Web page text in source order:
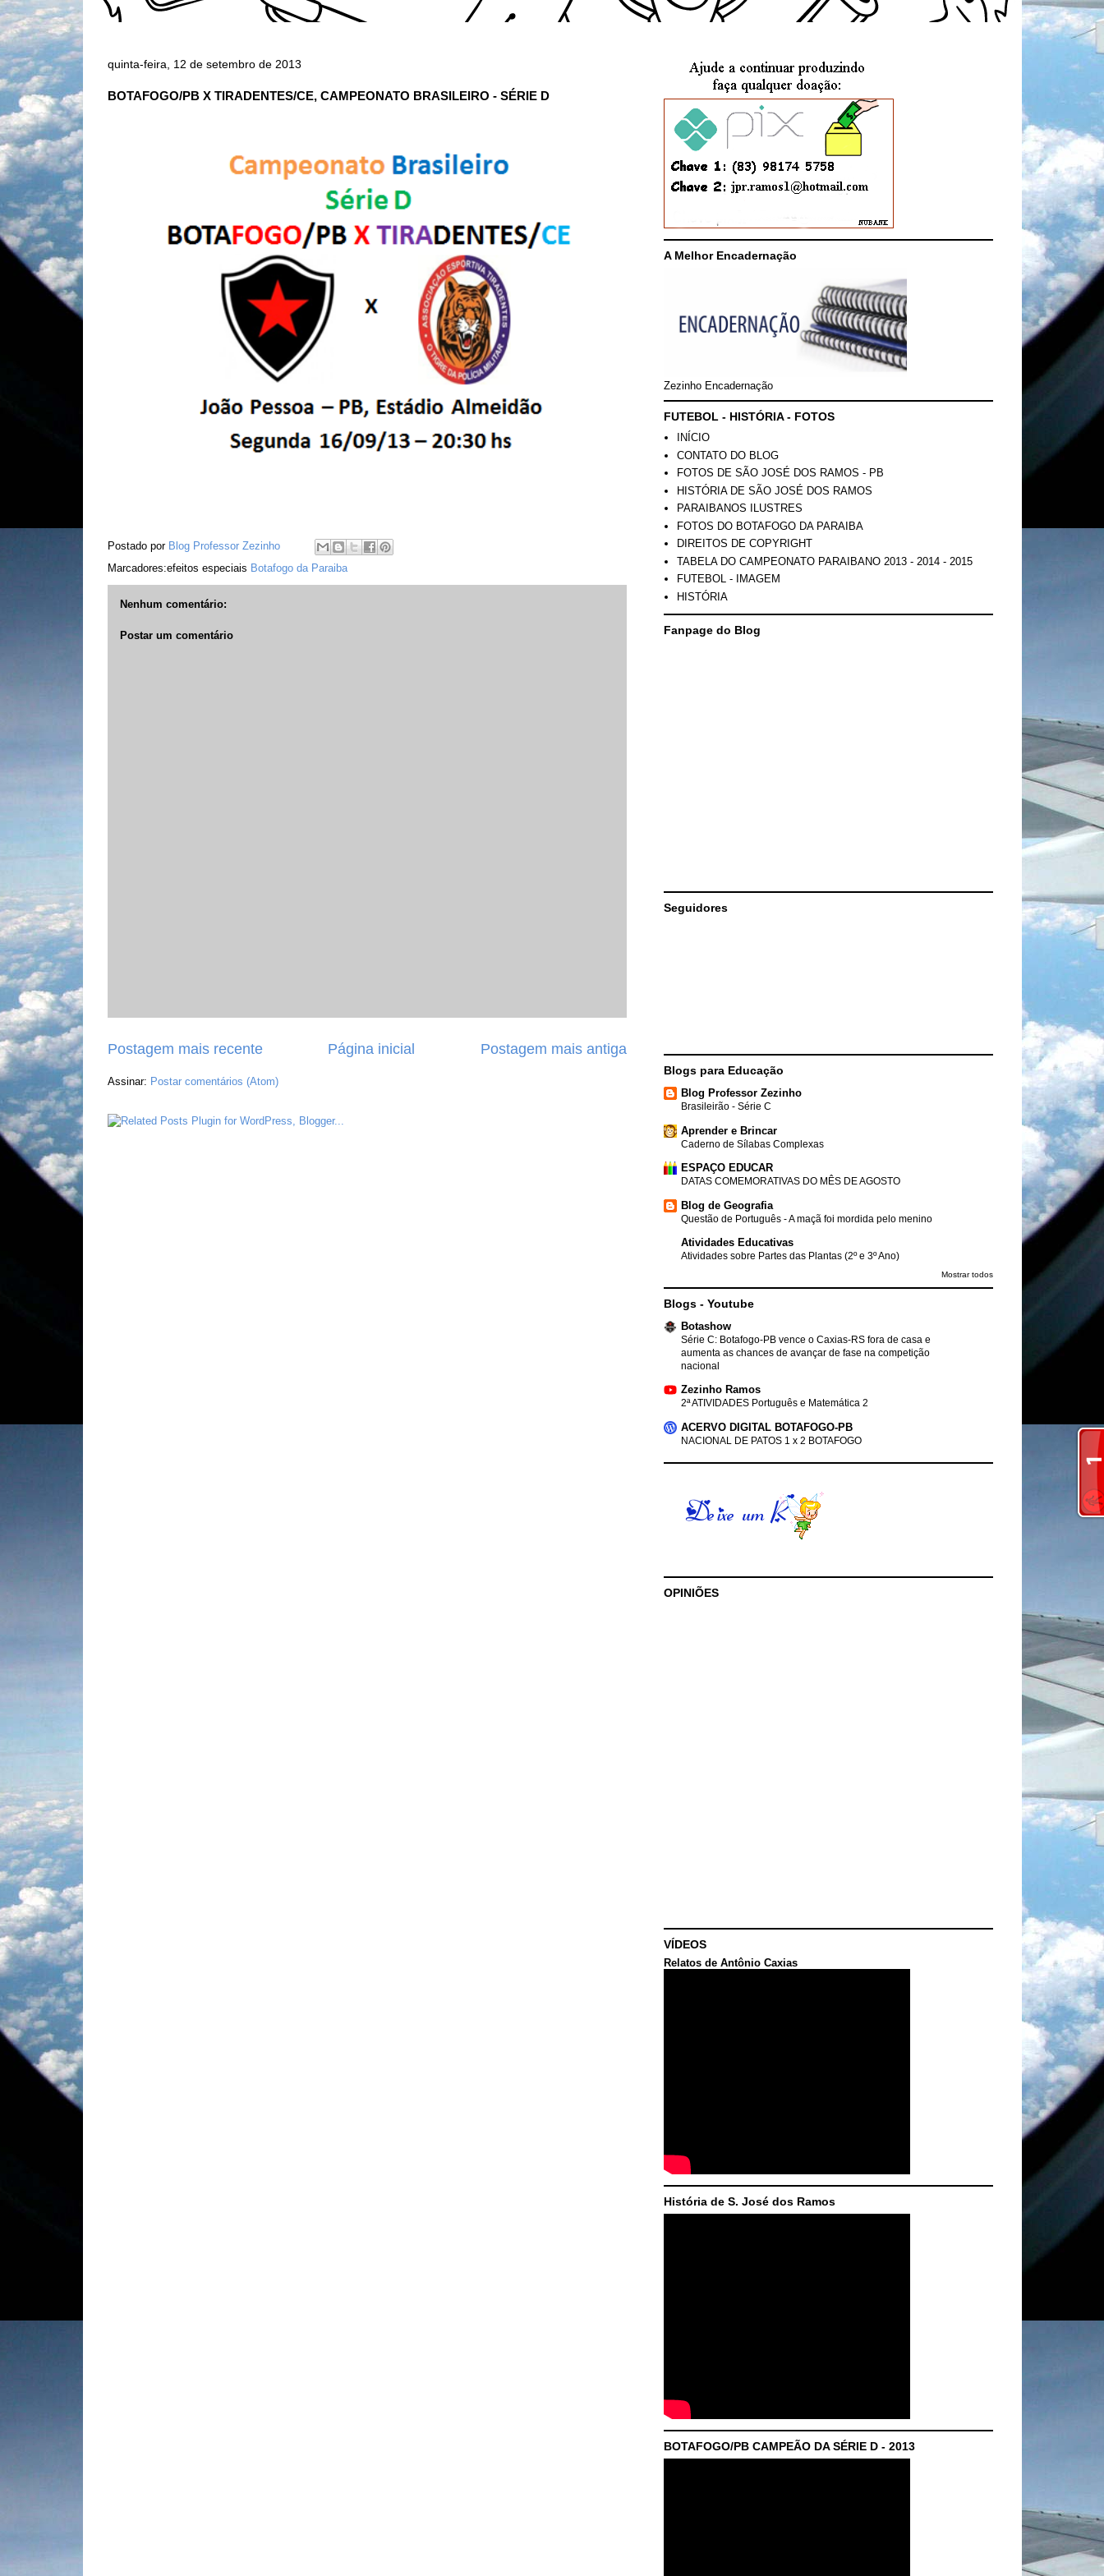
quinta-feira, 12 de setembro de 2013
BOTAFOGO/PB X TIRADENTES/CE, CAMPEONATO BRASILEIRO - SÉRIE D
Postado por Blog Professor Zezinho
Marcadores:efeitos especiais Botafogo da Paraiba
Nenhum comentário:
Postar um comentário
Postagem mais recente Postagem mais antiga
Página inicial
Assinar: Postar comentários (Atom)
A Melhor Encadernação
Zezinho Encadernação
FUTEBOL - HISTÓRIA - FOTOS
INÍCIO
CONTATO DO BLOG
FOTOS DE SÃO JOSÉ DOS RAMOS - PB
HISTÓRIA DE SÃO JOSÉ DOS RAMOS
PARAIBANOS ILUSTRES
FOTOS DO BOTAFOGO DA PARAIBA
DIREITOS DE COPYRIGHT
TABELA DO CAMPEONATO PARAIBANO 2013 - 2014 - 2015
FUTEBOL - IMAGEM
HISTÓRIA
Fanpage do Blog
Seguidores
Blogs para Educação
Blog Professor Zezinho
Brasileirão - Série C
Aprender e Brincar
Caderno de Sílabas Complexas
ESPAÇO EDUCAR
DATAS COMEMORATIVAS DO MÊS DE AGOSTO
Blog de Geografia
Questão de Português - A maçã foi mordida pelo menino
Atividades Educativas
Atividades sobre Partes das Plantas (2º e 3º Ano)
Mostrar todos
Blogs - Youtube
Botashow
Série C: Botafogo-PB vence o Caxias-RS fora de casa e
aumenta as chances de avançar de fase na competição
nacional
Zezinho Ramos
2ª ATIVIDADES Português e Matemática 2
ACERVO DIGITAL BOTAFOGO-PB
NACIONAL DE PATOS 1 x 2 BOTAFOGO
OPINIÕES
VÍDEOS
Relatos de Antônio Caxias
História de S. José dos Ramos
BOTAFOGO/PB CAMPEÃO DA SÉRIE D - 2013